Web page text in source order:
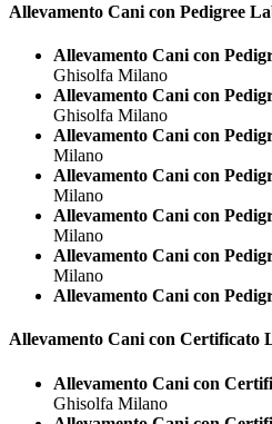
Allevamento Cani con Pedigree
Allevamento Cani con
Ghisolfa Milano
Allevamento Cani con
Ghisolfa Milano
Allevamento Cani con
Milano
Allevamento Cani con
Milano
Allevamento Cani con
Milano
Allevamento Cani con
Milano
Allevamento Cani con
Allevamento Cani con Certificato
Allevamento Cani con
Ghisolfa Milano